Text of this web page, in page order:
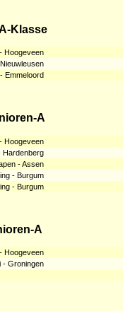
Klasse
Hoogeveen
Emmeloord
A
Hoogeveen
Hardenberg
- Assen
- Burgum
- Burgum
A
Hoogeveen
- Groningen